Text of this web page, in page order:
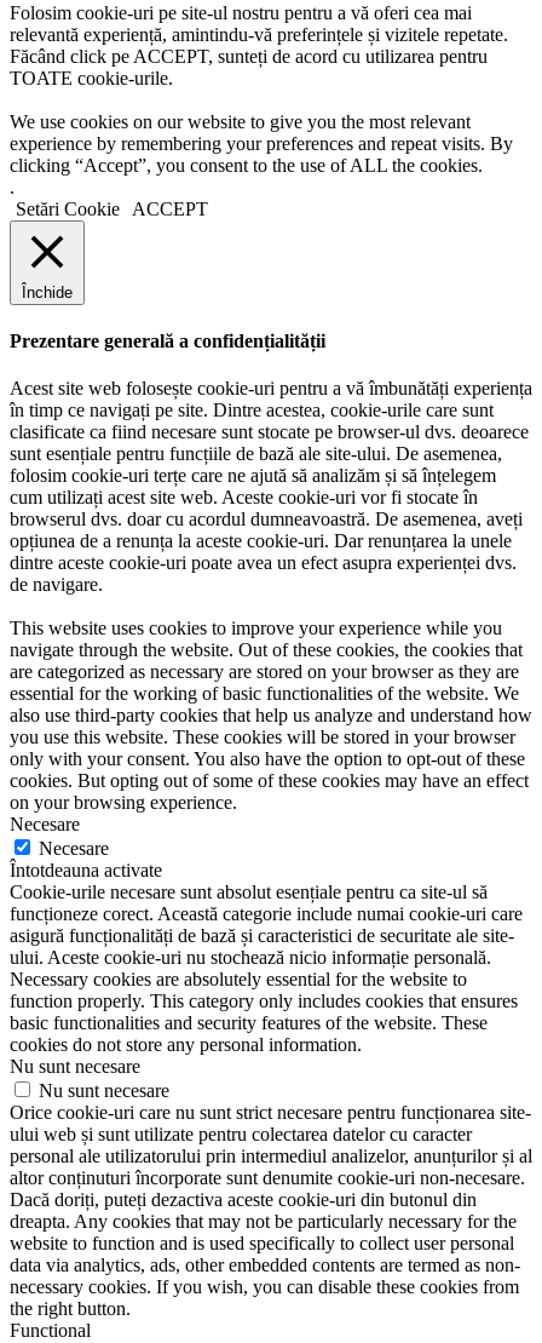
Folosim cookie-uri pe site-ul nostru pentru a vă oferi cea mai
relevantă experiență, amintindu-vă preferințele și vizitele repetate.
Făcând click pe ACCEPT, sunteți de acord cu utilizarea pentru
TOATE cookie-urile.
We use cookies on our website to give you the most relevant
experience by remembering your preferences and repeat visits. By
clicking “Accept”, you consent to the use of ALL the cookies.
.
Setări Cookie
ACCEPT
Închide
Prezentare generală a confidențialității
Acest site web folosește cookie-uri pentru a vă îmbunătăți experiența
în timp ce navigați pe site. Dintre acestea, cookie-urile care sunt
clasificate ca fiind necesare sunt stocate pe browser-ul dvs. deoarece
sunt esențiale pentru funcțiile de bază ale site-ului. De asemenea,
folosim cookie-uri terțe care ne ajută să analizăm și să înțelegem
cum utilizați acest site web. Aceste cookie-uri vor fi stocate în
browserul dvs. doar cu acordul dumneavoastră. De asemenea, aveți
opțiunea de a renunța la aceste cookie-uri. Dar renunțarea la unele
dintre aceste cookie-uri poate avea un efect asupra experienței dvs.
de navigare.
This website uses cookies to improve your experience while you
navigate through the website. Out of these cookies, the cookies that
are categorized as necessary are stored on your browser as they are
essential for the working of basic functionalities of the website. We
also use third-party cookies that help us analyze and understand how
you use this website. These cookies will be stored in your browser
only with your consent. You also have the option to opt-out of these
cookies. But opting out of some of these cookies may have an effect
on your browsing experience.
Necesare
Necesare
Întotdeauna activate
Cookie-urile necesare sunt absolut esențiale pentru ca site-ul să
funcționeze corect. Această categorie include numai cookie-uri care
asigură funcționalități de bază și caracteristici de securitate ale site-
ului. Aceste cookie-uri nu stochează nicio informație personală.
Necessary cookies are absolutely essential for the website to
function properly. This category only includes cookies that ensures
basic functionalities and security features of the website. These
cookies do not store any personal information.
Nu sunt necesare
Nu sunt necesare
Orice cookie-uri care nu sunt strict necesare pentru funcționarea site-
ului web și sunt utilizate pentru colectarea datelor cu caracter
personal ale utilizatorului prin intermediul analizelor, anunțurilor și al
altor conținuturi încorporate sunt denumite cookie-uri non-necesare.
Dacă doriți, puteți dezactiva aceste cookie-uri din butonul din
dreapta. Any cookies that may not be particularly necessary for the
website to function and is used specifically to collect user personal
data via analytics, ads, other embedded contents are termed as non-
necessary cookies. If you wish, you can disable these cookies from
the right button.
Functional